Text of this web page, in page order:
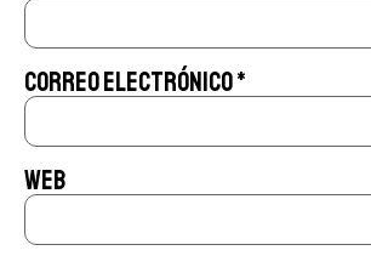
Correo electrónico*
Web